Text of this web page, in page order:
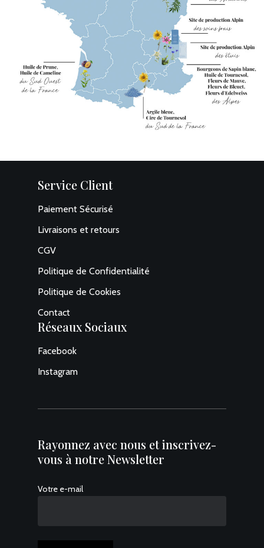
Service Client
Paiement Sécurisé
Livraisons et retours
CGV
Politique de Confidentialité
Politique de Cookies
Contact
Réseaux Sociaux
Facebook
Instagram
Rayonnez avec nous et inscrivez-
vous à notre Newsletter
Votre e-mail